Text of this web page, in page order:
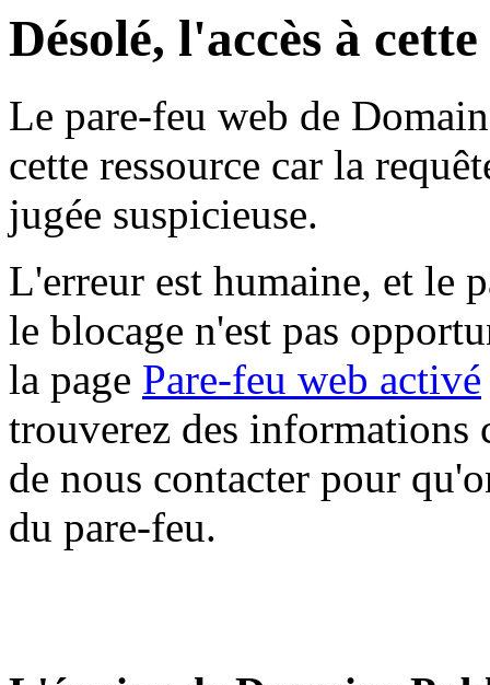
Désolé, l'accès à
Le pare-feu web de
cette ressource car la
jugée suspicieuse.
L'erreur est humaine, et le
le blocage n'est pas
la page Pare-feu web activé
trouverez des informations
de nous contacter pour
du pare-feu.